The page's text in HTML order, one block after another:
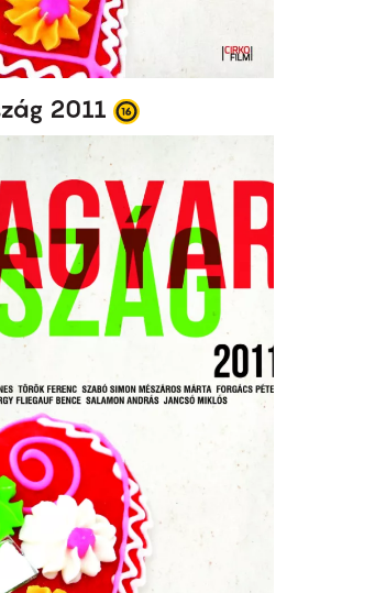
2011